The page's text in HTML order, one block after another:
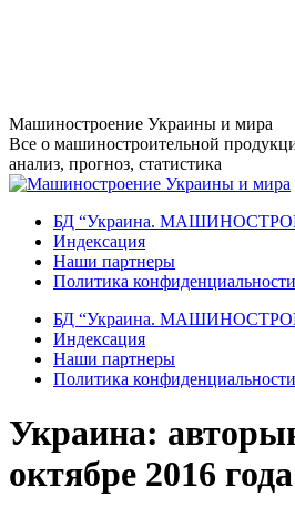
Перейти
к
содержанию
Машиностроение Украины и мира
Все о машиностроительной
анализ, прогноз, статистика
БД “Украина.
Индекcация
Наши партнеры
Политика конфиденциальности
БД “Украина.
Индекcация
Наши партнеры
Политика конфиденциальности
Украина:
октябре 2016